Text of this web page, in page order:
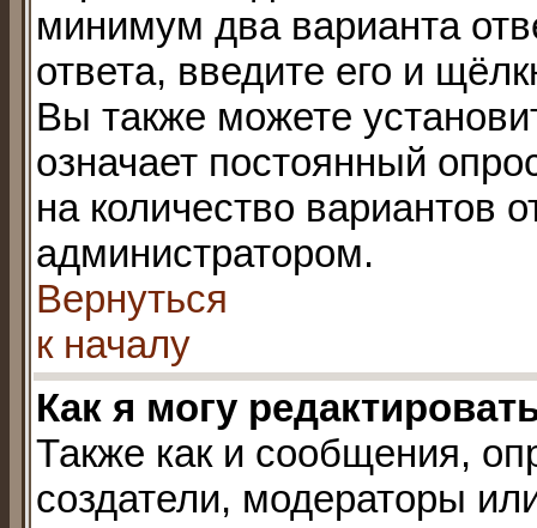
минимум два варианта
ответа, введите его и
Вы также можете
означает постоянный
на количество вариантов
администратором.
Вернуться
к началу
Как я могу
Также как и сообщения,
создатели, модераторы